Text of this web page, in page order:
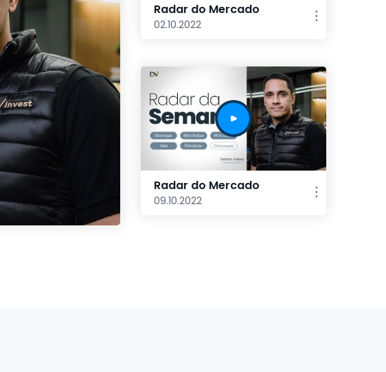
Radar do Mercado
02.10.2022
Radar do Mercado
09.10.2022